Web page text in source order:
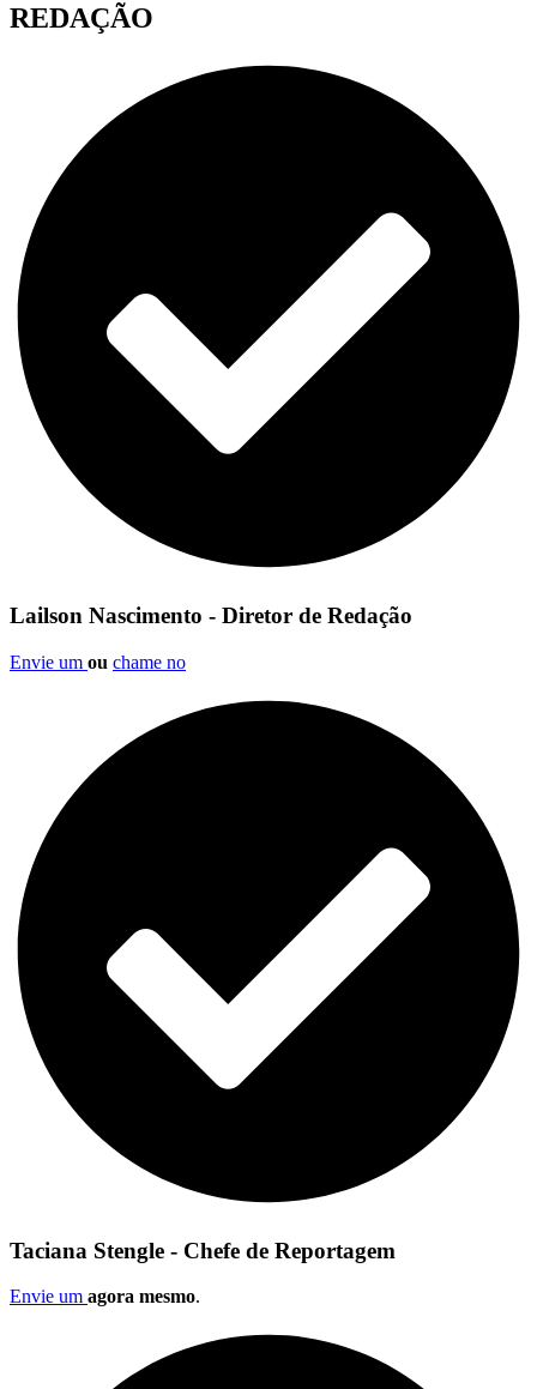
REDAÇÃO
Lailson Nascimento - Diretor de Redação
Envie um ou chame no
Taciana Stengle - Chefe de Reportagem
Envie um agora mesmo.